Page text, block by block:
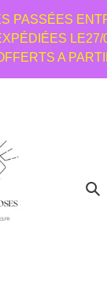
PASSÉES
LE27/
A